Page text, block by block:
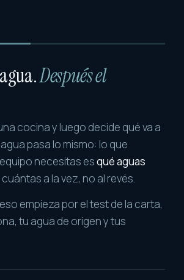
Después el
cocina y luego decide qué va a
pasa lo mismo: lo que
necesitas esqué aguas
cuántas a la vez, no al revés.
empieza por el test de la carta,
tu agua de origen y tus